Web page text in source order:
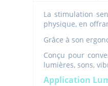
La stimulation
physique, en
Grâce à son
Conçu pour
lumières, sons,
Application